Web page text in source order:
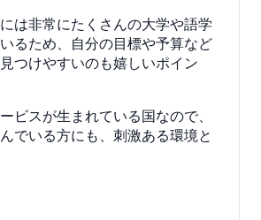
は非常にたくさんの大学や語学
るため、自分の目標や予算など
つけやすいのも嬉しいポイン
ビスが生まれている国なので、
でいる方にも、刺激ある環境と